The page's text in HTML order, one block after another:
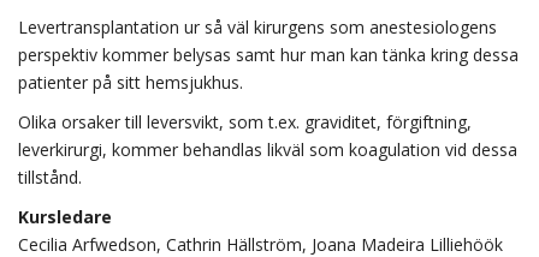
Levertransplantation ur så väl kirurgens som anestesiologens
perspektiv kommer belysas samt hur man kan tänka kring dessa
patienter på sitt hemsjukhus.
Olika orsaker till leversvikt, som t.ex. graviditet, förgiftning,
leverkirurgi, kommer behandlas likväl som koagulation vid dessa
tillstånd.
Kursledare
Cecilia Arfwedson, Cathrin Hällström, Joana Madeira Lilliehöök